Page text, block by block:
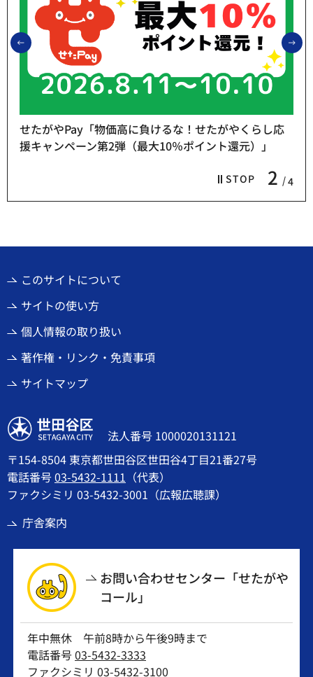
前のスライドを表示
STOP 2 4
せたがやPay「物価高に負けるな！せたがやくらし応
援キャンペーン第2弾（最大10％ポイント還元）」
このサイトについて
サイトの使い方
個人情報の取り扱い
著作権・リンク・免責事項
サイトマップ
世田谷区
法人番号 1000020131121
〒154-8504 東京都世田谷区世田谷4丁目21番27号
電話番号03-5432-1111 （代表）
ファクシミリ 03-5432-3001（広報広聴課）
庁舎案内
お問い合わせセンター「せたがや
コール」
年中無休 午前8時から午後9時まで
電話番号03-5432-3333
ファクシミリ 03-5432-3100